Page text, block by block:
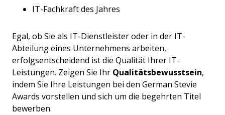
IT-Fachkraft des Jahres
Egal, ob Sie als IT-Dienstleister oder in der IT-
Abteilung eines Unternehmens arbeiten,
erfolgsentscheidend ist die Qualität Ihrer IT-
Leistungen. Zeigen Sie Ihr Qualitätsbewusstsein,
indem Sie Ihre Leistungen bei den German Stevie
Awards vorstellen und sich um die begehrten Titel
bewerben.